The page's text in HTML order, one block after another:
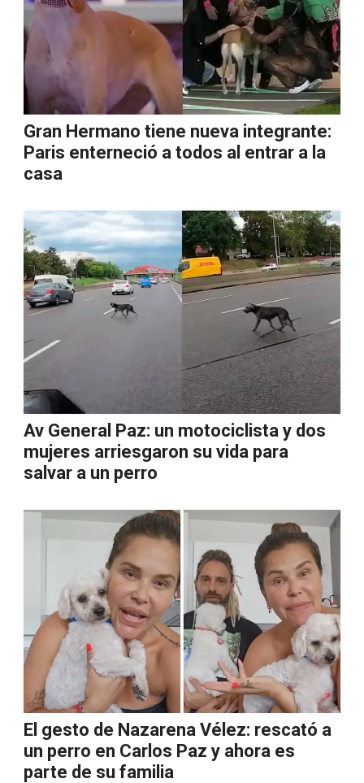
Gran Hermano tiene nueva integrante:
Paris enterneció a todos al entrar a la
casa
Av General Paz: un motociclista y dos
mujeres arriesgaron su vida para
salvar a un perro
El gesto de Nazarena Vélez: rescató a
un perro en Carlos Paz y ahora es
parte de su familia